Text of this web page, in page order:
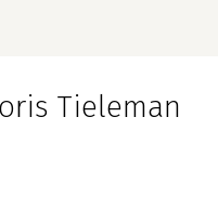
Tieleman